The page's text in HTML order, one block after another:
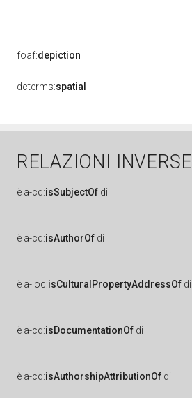
foaf:depiction
dcterms:spatial
RELAZIONI INVERSE
è a-cd:isSubjectOf di
è a-cd:isAuthorOf di
è a-loc:isCulturalPropertyAddressOf di
è a-cd:isDocumentationOf di
è a-cd:isAuthorshipAttributionOf di